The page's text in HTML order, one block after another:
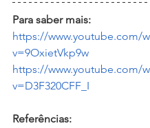
Para saber mais:
https://www.youtube.com/
v=9OxietVkp9w
https://www.youtube.com/
v=D3F320CFF_I
Referências: